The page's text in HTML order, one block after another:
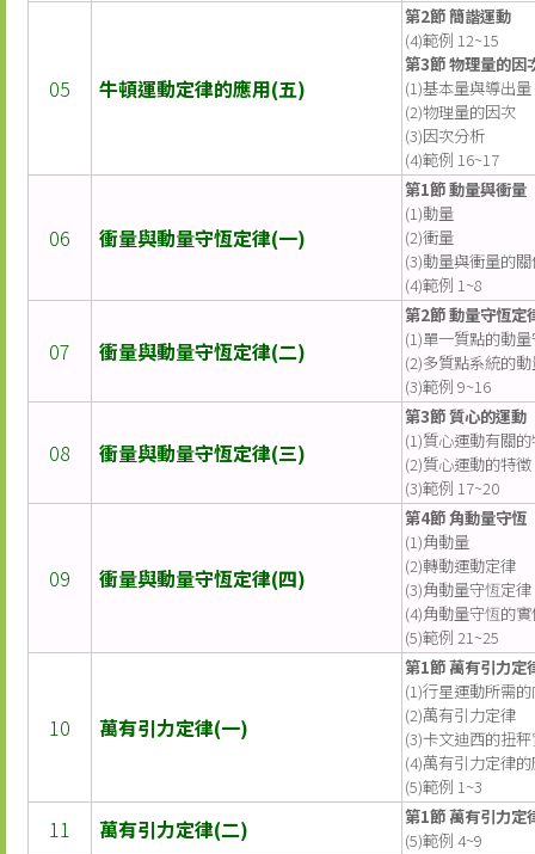
05 牛頓運動定律的應用(五)
第2節 簡諧運動
(4)範例 12~15
第3節 物理量的因
(1)基本量與導出量
(2)物理量的因次
(3)因次分析
(4)範例 16~17
06 衝量與動量守恆定律(一)
第1節 動量與衝量
(1)動量
(2)衝量
(3)動量與衝量的
(4)範例 1~8
07 衝量與動量守恆定律(二)
第2節 動量守恆定
(1)單一質點的動
(2)多質點系統的
(3)範例 9~16
08 衝量與動量守恆定律(三)
第3節 質心的運動
(1)質心運動有關
(2)質心運動的特徵
(3)範例 17~20
09 衝量與動量守恆定律(四)
第4節 角動量守恆
(1)角動量
(2)轉動運動定律
(3)角動量守恆定律
(4)角動量守恆的
(5)範例 21~25
10 萬有引力定律(一)
第1節 萬有引力定
(1)行星運動所需
(2)萬有引力定律
(3)卡文迪西的扭
(4)萬有引力定律
(5)範例 1~3
11 萬有引力定律(二)
第1節 萬有引力定
(5)範例 4~9